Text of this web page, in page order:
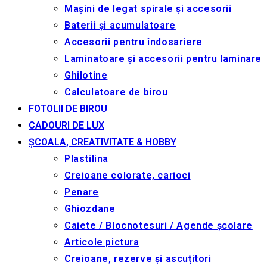
Mașini de legat spirale și accesorii
Baterii și acumulatoare
Accesorii pentru îndosariere
Laminatoare și accesorii pentru laminare
Ghilotine
Calculatoare de birou
FOTOLII DE BIROU
CADOURI DE LUX
ȘCOALA, CREATIVITATE & HOBBY
Plastilina
Creioane colorate, carioci
Penare
Ghiozdane
Caiete / Blocnotesuri / Agende școlare
Articole pictura
Creioane, rezerve și ascuțitori